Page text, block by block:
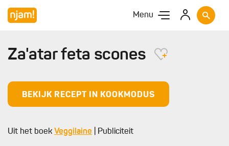
Menu
Za'atar feta scones
BEKIJK RECEPT IN KOOKMODUS
Uit het boek Veggilaine | Publiciteit